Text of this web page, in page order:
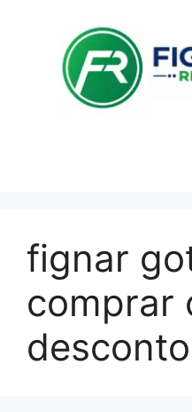
conteúdo
fignar
comprar
desconto